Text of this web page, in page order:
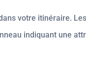
votre itinéraire.
indiquant une